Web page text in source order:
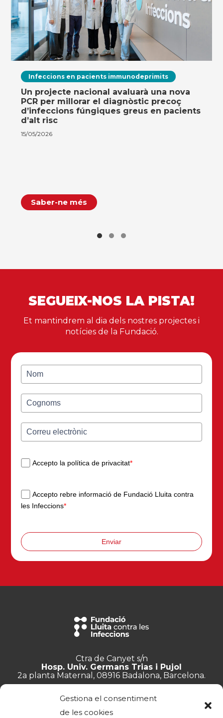
Gestiona el consentiment
de les cookies
Infeccions en pacients immunodeprimits
Un projecte nacional avaluarà una nova
PCR per millorar el diagnòstic precoç
d’infeccions fúngiques greus en pacients
d’alt risc
15/05/2026
Saber-ne més
SEGUEIX-NOS LA PISTA!
Et mantindrem al dia dels nostres projectes i
notícies de la Fundació.
Accepto la política de privacitat*
Accepto rebre informació de Fundació Lluita contra
les Infeccions*
Enviar
Ctra de Canyet s/n
Hosp. Univ. Germans Trias i Pujol
2a planta Maternal, 08916 Badalona, Barcelona.
info@lluita.org